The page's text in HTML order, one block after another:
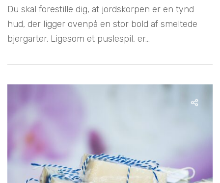
Du skal forestille dig, at jordskorpen er en tynd
hud, der ligger ovenpå en stor bold af smeltede
bjergarter. Ligesom et puslespil, er...